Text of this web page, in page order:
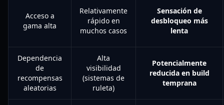
Acceso a
gama alta
Relativamente
rápido en
muchos casos
Sensación de
desbloqueo más
lenta
Dependencia
de
recompensas
aleatorias
Alta
visibilidad
(sistemas de
ruleta)
Potencialmente
reducida en build
temprana